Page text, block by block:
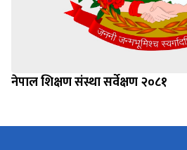
नेपाल शिक्षण संस्था सर्वेक्षण २०८१